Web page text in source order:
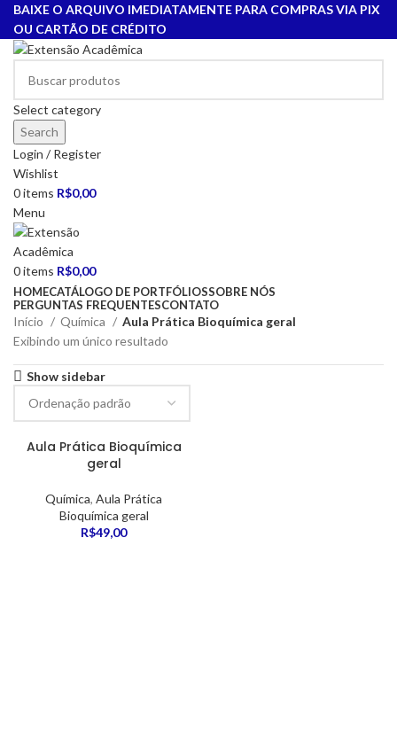
BAIXE O ARQUIVO IMEDIATAMENTE PARA COMPRAS VIA PIX
OU CARTÃO DE CRÉDITO
Select category
Search
Login / Register
Wishlist
0items R$0,00
Menu
0items R$0,00
HOMECATÁLOGO DE PORTFÓLIOSSOBRE NÓS
PERGUNTAS FREQUENTESCONTATO
Início Química
Aula Prática Bioquímica geral
Exibindo um único resultado
Show sidebar
Aula Prática Bioquímica
geral
Química, Aula Prática
Bioquímica geral
R$49,00